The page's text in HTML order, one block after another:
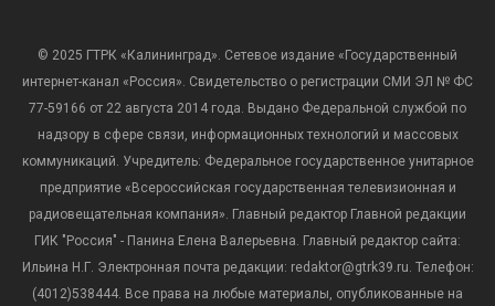
© 2025 ГТРК «Калининград». Сетевое издание «Государственный
интернет-канал «Россия». Свидетельство о регистрации СМИ ЭЛ № ФС
77-59166 от 22 августа 2014 года. Выдано Федеральной службой по
надзору в сфере связи, информационных технологий и массовых
коммуникаций. Учредитель: Федеральное государственное унитарное
предприятие «Всероссийская государственная телевизионная и
радиовещательная компания». Главный редактор Главной редакции
ГИК "Россия" - Панина Елена Валерьевна. Главный редактор сайта:
Ильина Н.Г. Электронная почта редакции: redaktor@gtrk39.ru. Телефон:
(4012)538444. Все права на любые материалы, опубликованные на